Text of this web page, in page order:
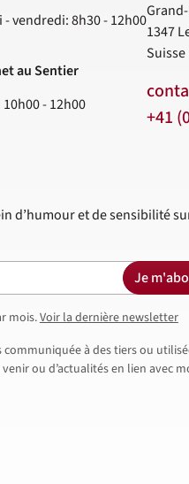
- vendredi: 8h30 - 12h00
au Sentier
- 12h00
1347
Suisse
+41
d’humour et de sensibilité
Je
mois.Voir la dernière newsletter
communiquée à des tiers ou
ou d’actualités en lien avec